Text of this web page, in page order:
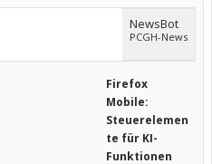
NewsBot
PCGH-News
Firefox
Mobile:
Steuerelemen
te für KI-
Funktionen